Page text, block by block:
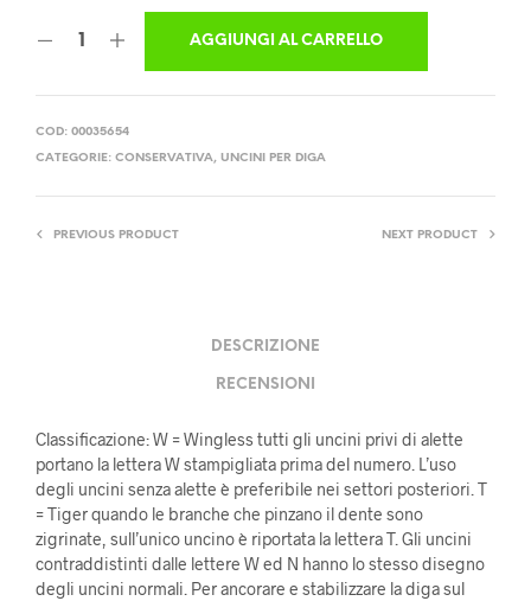
AGGIUNGI AL CARRELLO
COD: 00035654
CATEGORIE: CONSERVATIVA, UNCINI PER DIGA
PREVIOUS PRODUCT NEXT PRODUCT
DESCRIZIONE
RECENSIONI
Classificazione: W = Wingless tutti gli uncini privi di alette
portano la lettera W stampigliata prima del numero. L’uso
degli uncini senza alette è preferibile nei settori posteriori. T
= Tiger quando le branche che pinzano il dente sono
zigrinate, sull’unico uncino è riportata la lettera T. Gli uncini
contraddistinti dalle lettere W ed N hanno lo stesso disegno
degli uncini normali. Per ancorare e stabilizzare la diga sul